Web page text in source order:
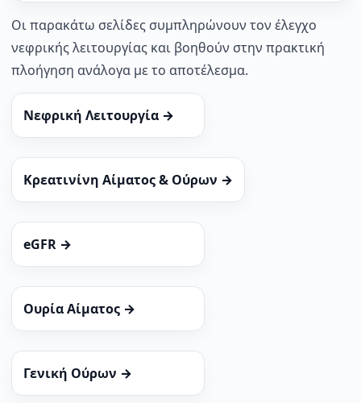
Οι παρακάτω σελίδες συμπληρώνουν τον έλεγχο
νεφρικής λειτουργίας και βοηθούν στην πρακτική
πλοήγηση ανάλογα με το αποτέλεσμα.
Νεφρική Λειτουργία →
Κρεατινίνη Αίματος & Ούρων →
eGFR →
Ουρία Αίματος →
Γενική Ούρων →